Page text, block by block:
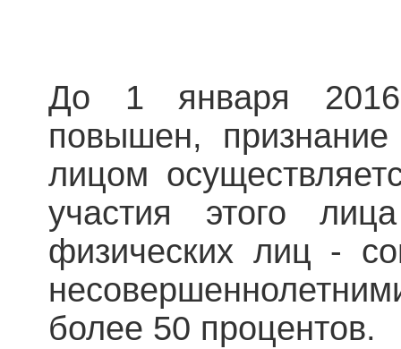
До 1 января 2016
повышен,
лицом
участия этого
физических лиц -
более 50 процентов.